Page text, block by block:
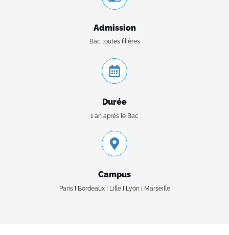
Admission
Bac toutes filières
Durée
1 an après le Bac
Campus
Paris I Bordeaux I Lille I Lyon I Marseille